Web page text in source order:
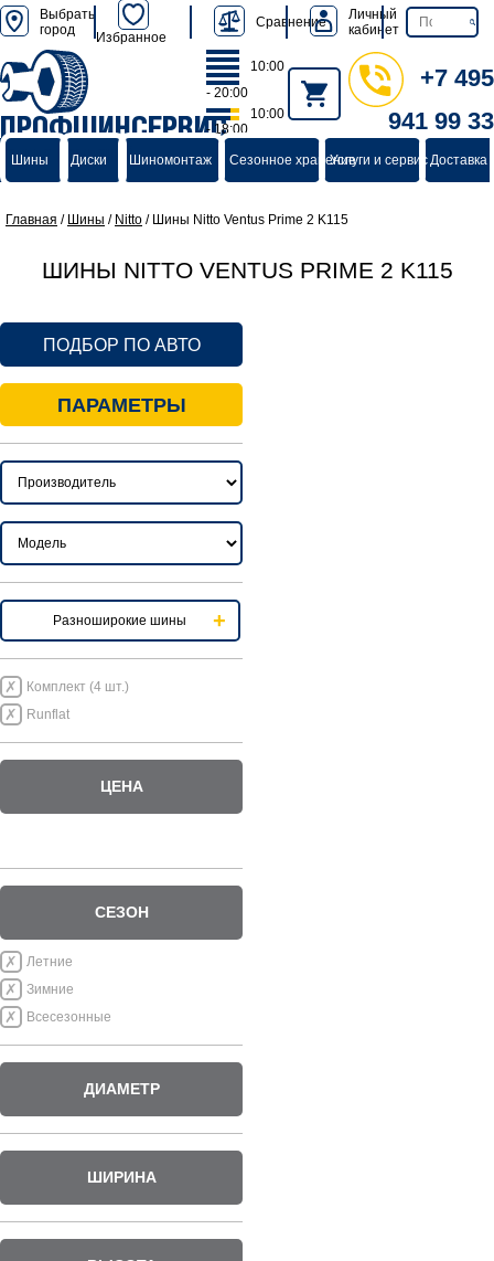
Выбрать
город
Избранное
Сравнение
Личный
кабинет
ПРОФШИНСЕРВИС
группа компаний
10:00
- 20:00
10:00
- 18:00
+7 495
941 99 33
Шины Диски Шиномонтаж Сезонное хранениеУслуги и сервисДоставка
Главная / Шины / Nitto / Шины Nitto Ventus Prime 2 K115
ШИНЫ NITTO VENTUS PRIME 2 K115
ПОДБОР ПО АВТО
ПАРАМЕТРЫ
Разноширокие шины
Комплект (4 шт.)
Runflat
ЦЕНА
СЕЗОН
Летние
Зимние
Всесезонные
ДИАМЕТР
ШИРИНА